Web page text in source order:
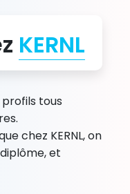
KERNL
tous
chez KERNL, on
et